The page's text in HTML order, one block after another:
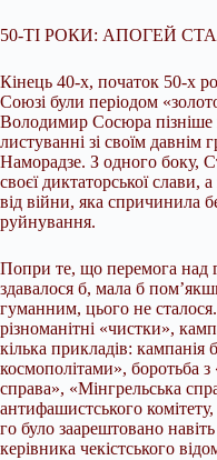
50-ТІ РОКИ: АПОГЕЙ
Кінець 40-х, початок 50-х
Союзі були періодом
Володимир Сосюра пізніше
листуванні зі своїм
Наморадзе. З одного боку,
своєї диктаторської слави,
від війни, яка спричинила
руйнування.
Попри те, що перемога над
здавалося б, мала б
гуманним, цього не
різноманітні «чистки»,
кілька прикладів: кампанія
космополітами», боротьба
справа», «Мінгрельська
антифашистського
го було заарештовано
керівника чекістського